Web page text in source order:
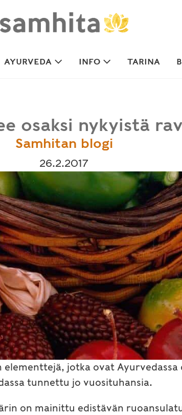
AYURVEDA INFO TARINA
osaksi nykyistä
Samhitan blogi
26.2.2017
jotka ovat
tunnettu jo vuosituhansia.
on mainittu edistävän